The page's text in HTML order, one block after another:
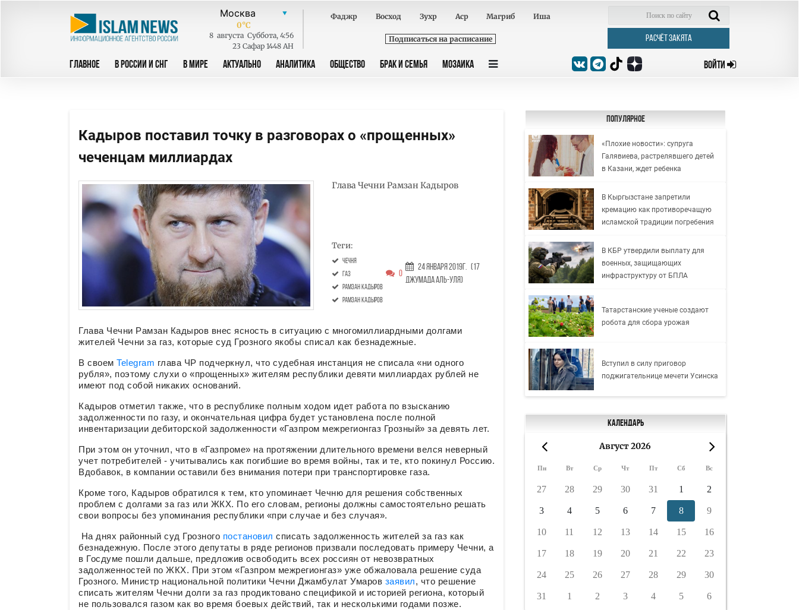
0°C
8 августа Суббота, 4:56
23 Сафар 1448 AH
Фаджр Восход Зухр Аср Магриб Иша
Подписаться на расписание РАСЧЁТ ЗАКЯТА
ГЛАВНОЕ В РОССИИ И СНГ В МИРЕ АКТУАЛЬНО АНАЛИТИКА ОБЩЕСТВО БРАК И СЕМЬЯ МОЗАИКА ВОЙТИ
Кадыров поставил точку в разговорах о «прощенных»
чеченцам миллиардах
Глава Чечни Рамзан Кадыров
Теги:
Чечня
газ
Рамзан Кадыров
Рамзан Кадыров
0
24 Января 2019г. (17
Джумада аль-уля)
Глава Чечни Рамзан Кадыров внес ясность в ситуацию с многомиллиардными долгами
жителей Чечни за газ, которые суд Грозного якобы списал как безнадежные.
В своем Telegram глава ЧР подчеркнул, что судебная инстанция не списала «ни одного
рубля», поэтому слухи о «прощенных» жителям республики девяти миллиардах рублей не
имеют под собой никаких оснований.
Кадыров отметил также, что в республике полным ходом идет работа по взысканию
задолженности по газу, и окончательная цифра будет установлена после полной
инвентаризации дебиторской задолженности «Газпром межрегионгаз Грозный» за девять лет.
При этом он уточнил, что в «Газпроме» на протяжении длительного времени велся неверный
учет потребителей - учитывались как погибшие во время войны, так и те, кто покинул Россию.
Вдобавок, в компании оставили без внимания потери при транспортировке газа.
Кроме того, Кадыров обратился к тем, кто упоминает Чечню для решения собственных
проблем с долгами за газ или ЖКХ. По его словам, регионы должны самостоятельно решать
свои вопросы без упоминания республики «при случае и без случая».
На днях районный суд Грозного постановил списать задолженность жителей за газ как
безнадежную. После этого депутаты в ряде регионов призвали последовать примеру Чечни, а
в Госдуме пошли дальше, предложив освободить всех россиян от невозвратных
задолженностей по ЖКХ. При этом «Газпром межрегионгаз» уже обжаловала решение суда
Грозного. Министр национальной политики Чечни Джамбулат Умаров заявил, что решение
списать жителям Чечни долги за газ продиктовано спецификой и историей региона, который
не пользовался газом как во время боевых действий, так и несколькими годами позже.
Популярное
«Плохие новости»: супруга
Галявиева, растрелявшего детей
в Казани, ждет ребенка
В Кыргызстане запретили
кремацию как противоречащую
исламской традиции погребения
В КБР утвердили выплату для
военных, защищающих
инфраструктуру от БПЛА
Татарстанские ученые создают
робота для сбора урожая
Вступил в силу приговор
поджигательнице мечети Усинска
Календарь
Август 2026
Пн Вт Ср Чт Пт Сб Вс
27 28 29 30 31 1 2
3 4 5 6 7 8 9
10 11 12 13 14 15 16
17 18 19 20 21 22 23
24 25 26 27 28 29 30
31 1 2 3 4 5 6